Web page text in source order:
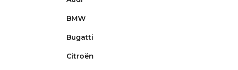
BMW
Bugatti
Citroën